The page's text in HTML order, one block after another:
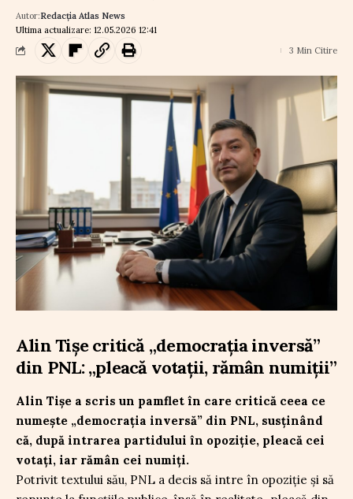
Ultima actualizare: 12.05.2026 12:41
Autor:Redacția Atlas News
3 Min Citire
Alin Tișe critică „democrația inversă”
din PNL: „pleacă votații, rămân numiții”
Alin Tișe a scris un pamflet în care critică ceea ce
numește „democrația inversă” din PNL, susținând
că, după intrarea partidului în opoziție, pleacă cei
votați, iar rămân cei numiți.
Potrivit textului său, PNL a decis să intre în opoziție și să